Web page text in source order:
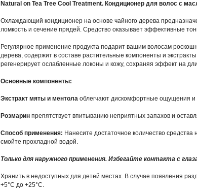
Natural on Tea Tree Cool Treatment. Кондиционер для волос с
Охлаждающий кондиционер на основе чайного дерева
ломкость и сечение прядей. Средство оказывает эффективные
Регулярное применение продукта подарит вашим волосам
дерева, содержит в составе растительные компоненты и
регенерирует ослабленные локоны и кожу, сохраняя эффект на
Основные компоненты:
Экстракт мяты и ментола облегчают дискомфортные ощущения и
Розмарин препятствует впитыванию неприятных запахов и
Способ применения: Нанесите достаточное количество
смойте прохладной водой.
Только для наружного применения. Избегайте контакта с
Хранить в недоступных для детей местах. В случае появления
+5°С до +25°С.